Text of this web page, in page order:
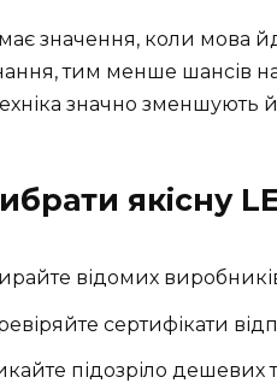
має значення, коли мова
тим менше шансів на
значно зменшують
якісну
відомих
сертифікати
підозріло